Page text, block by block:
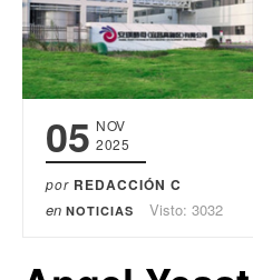
05 NOV
2025
por REDACCIÓN C
en NOTICIAS Visto: 3032